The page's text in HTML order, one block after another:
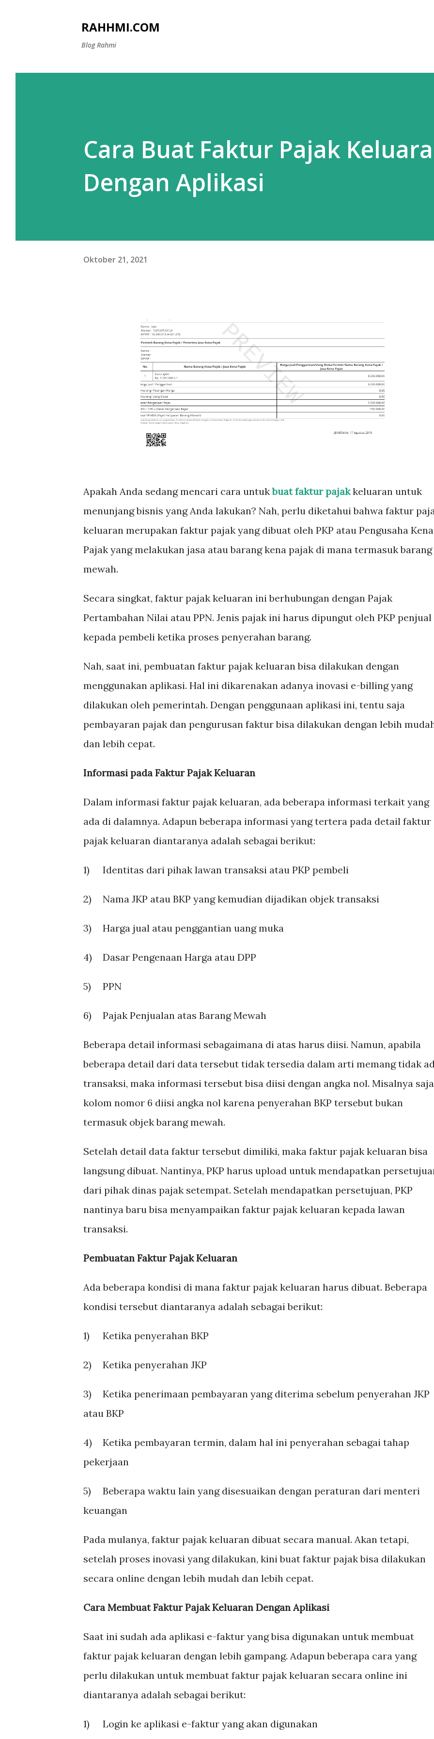
RAHHMI.COM
Blog Rahmi
Cara Buat Faktur Pajak
Dengan Aplikasi
Oktober 21, 2021
Apakah Anda sedang mencari cara untukbuat faktur pajakkeluaran untuk
menunjang bisnis yang Anda lakukan? Nah, perlu diketahui bahwa faktur
keluaran merupakan faktur pajak yang dibuat oleh PKP atau Pengusaha Kena
Pajak yang melakukan jasa atau barang kena pajak di mana termasuk barang
mewah.
Secara singkat, faktur pajak keluaran ini berhubungan dengan Pajak
Pertambahan Nilai atau PPN. Jenis pajak ini harus dipungut oleh PKP penjual
kepada pembeli ketika proses penyerahan barang.
Nah, saat ini, pembuatan faktur pajak keluaran bisa dilakukan dengan
menggunakan aplikasi. Hal ini dikarenakan adanya inovasi e-billing yang
dilakukan oleh pemerintah. Dengan penggunaan aplikasi ini, tentu saja
pembayaran pajak dan pengurusan faktur bisa dilakukan dengan lebih
dan lebih cepat.
Informasi pada Faktur Pajak Keluaran
Dalam informasi faktur pajak keluaran, ada beberapa informasi terkait yang
ada di dalamnya. Adapun beberapa informasi yang tertera pada detail faktur
pajak keluaran diantaranya adalah sebagai berikut:
1) Identitas dari pihak lawan transaksi atau PKP pembeli
2) Nama JKP atau BKP yang kemudian dijadikan objek transaksi
3) Harga jual atau penggantian uang muka
4) Dasar Pengenaan Harga atau DPP
5) PPN
6) Pajak Penjualan atas Barang Mewah
Beberapa detail informasi sebagaimana di atas harus diisi. Namun, apabila
beberapa detail dari data tersebut tidak tersedia dalam arti memang tidak
transaksi, maka informasi tersebut bisa diisi dengan angka nol. Misalnya
kolom nomor 6 diisi angka nol karena penyerahan BKP tersebut bukan
termasuk objek barang mewah.
Setelah detail data faktur tersebut dimiliki, maka faktur pajak keluaran bisa
langsung dibuat. Nantinya, PKP harus upload untuk mendapatkan
dari pihak dinas pajak setempat. Setelah mendapatkan persetujuan, PKP
nantinya baru bisa menyampaikan faktur pajak keluaran kepada lawan
transaksi.
Pembuatan Faktur Pajak Keluaran
Ada beberapa kondisi di mana faktur pajak keluaran harus dibuat. Beberapa
kondisi tersebut diantaranya adalah sebagai berikut:
1) Ketika penyerahan BKP
2) Ketika penyerahan JKP
3)
Ketika penerimaan pembayaran yang diterima sebelum penyerahan JKP
atau BKP
4)
Ketika pembayaran termin, dalam hal ini penyerahan sebagai tahap
pekerjaan
5)
Beberapa waktu lain yang disesuaikan dengan peraturan dari menteri
keuangan
Pada mulanya, faktur pajak keluaran dibuat secara manual. Akan tetapi,
setelah proses inovasi yang dilakukan, kini buat faktur pajak bisa dilakukan
secara online dengan lebih mudah dan lebih cepat.
Cara Membuat Faktur Pajak Keluaran Dengan Aplikasi
Saat ini sudah ada aplikasi e-faktur yang bisa digunakan untuk membuat
faktur pajak keluaran dengan lebih gampang. Adapun beberapa cara yang
perlu dilakukan untuk membuat faktur pajak keluaran secara online ini
diantaranya adalah sebagai berikut:
1) Login ke aplikasi e-faktur yang akan digunakan